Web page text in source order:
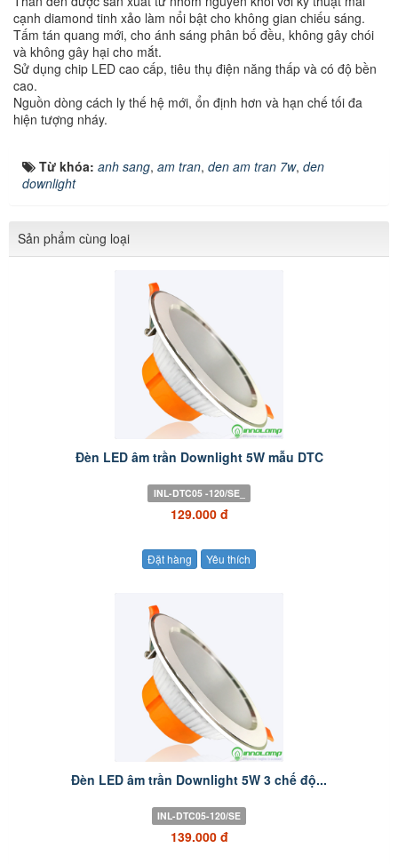
cạnh diamond tinh xảo làm nổi bật cho không gian chiếu sáng.
Tấm tán quang mới, cho ánh sáng phân bố đều, không gây chói
và không gây hại cho mắt.
Sử dụng chip LED cao cấp, tiêu thụ điện năng thấp và có độ bền
cao.
Nguồn dòng cách ly thế hệ mới, ổn định hơn và hạn chế tối đa
hiện tượng nháy.
Từ khóa: anh sang, am tran, den am tran 7w, den
downlight
Sản phẩm cùng loại
Đèn LED âm trần Downlight 5W mẫu DTC
INL-DTC05 -120/SE_
129.000 đ
Đặt hàng Yêu thích
Đèn LED âm trần Downlight 5W 3 chế độ...
INL-DTC05-120/SE
139.000 đ